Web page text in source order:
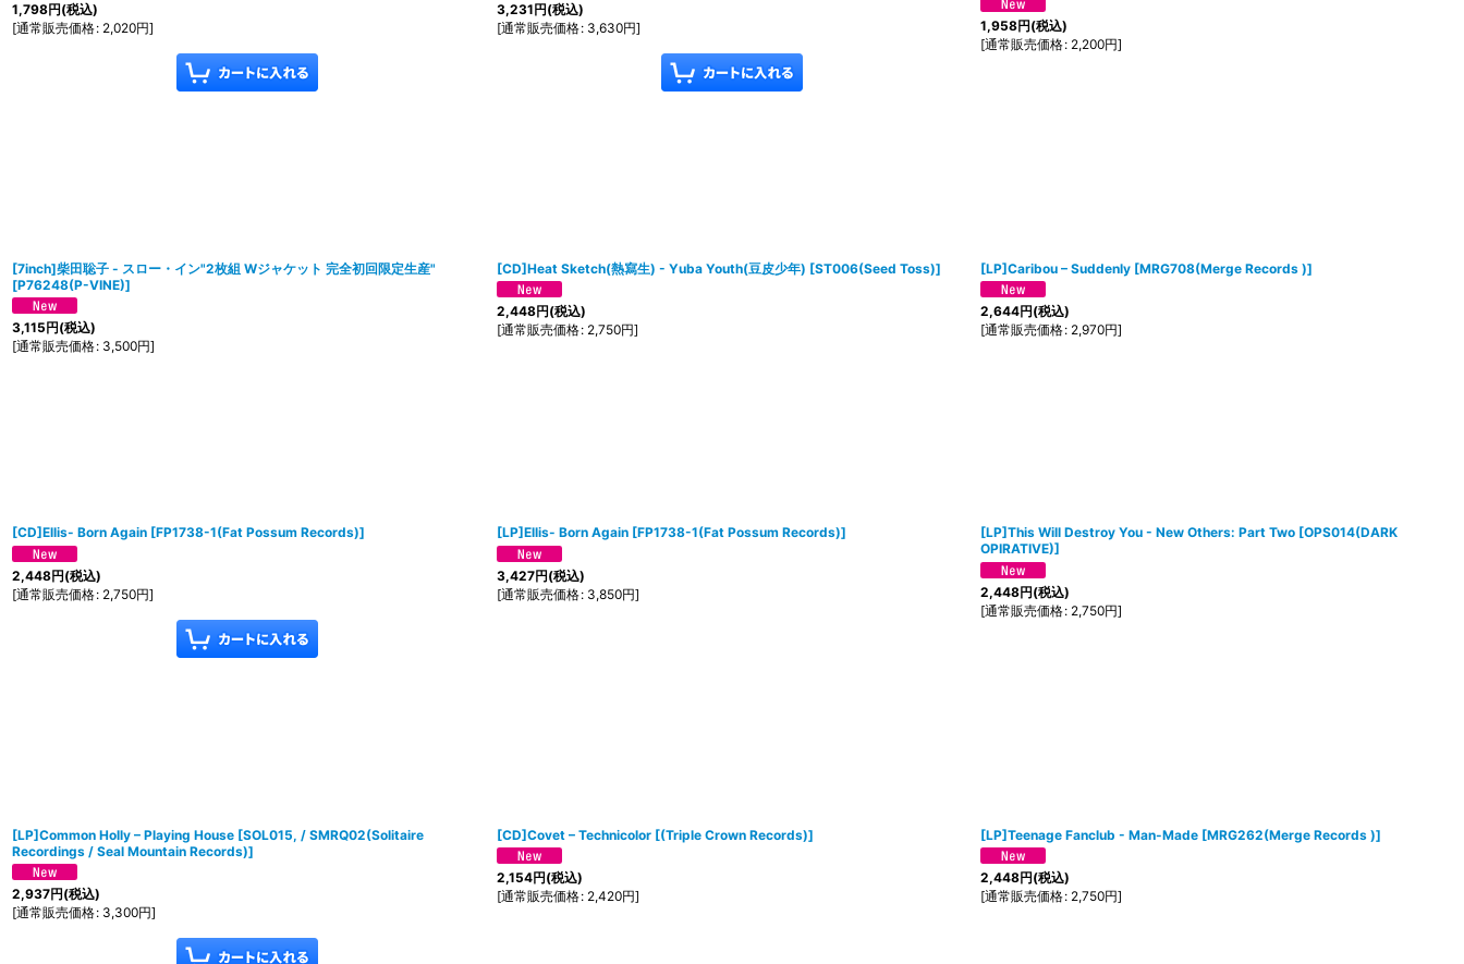
1,798円(税込)
[通常販売価格: 2,020円]
3,231円(税込)
[通常販売価格: 3,630円] 1,958円(税込)
[通常販売価格: 2,200円]
[7inch]柴田聡子 - スロー・イン"2枚組 Wジャケット 完全初回限定生産"
[P76248(P-VINE)]
3,115円(税込)
[通常販売価格: 3,500円]
[CD]Heat Sketch(熱寫生) - Yuba Youth(豆皮少年) [ST006(Seed Toss)]
2,448円(税込)
[通常販売価格: 2,750円]
[LP]Caribou ‎– Suddenly [MRG708(Merge Records )]
2,644円(税込)
[通常販売価格: 2,970円]
[CD]Ellis‎- Born Again [FP1738-1(Fat Possum Records)]
2,448円(税込)
[通常販売価格: 2,750円]
[LP]Ellis‎- Born Again [FP1738-1(Fat Possum Records)]
3,427円(税込)
[通常販売価格: 3,850円]
[LP]This Will Destroy You - New Others: Part Two [OPS014(DARK
OPIRATIVE)]
2,448円(税込)
[通常販売価格: 2,750円]
[LP]Common Holly ‎– Playing House [SOL015, / SMRQ02(Solitaire
Recordings / Seal Mountain Records)]
2,937円(税込)
[通常販売価格: 3,300円]
[CD]Covet ‎– Technicolor [(Triple Crown Records)]
2,154円(税込)
[通常販売価格: 2,420円]
[LP]Teenage Fanclub - Man-Made [MRG262(Merge Records )]
2,448円(税込)
[通常販売価格: 2,750円]